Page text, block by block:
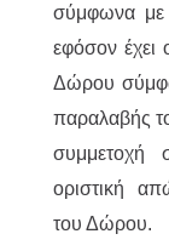
σύμφωνα με
εφόσον
Δώρου
παραλαβής
συμμετοχή
οριστική
του Δώρου.